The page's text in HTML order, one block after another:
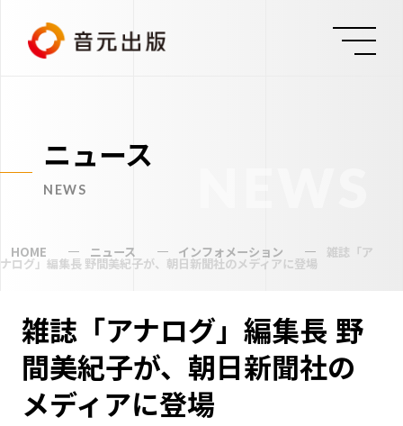
ニュース
NEWS
HOME ニュース インフォメーション 雑誌「ア
ナログ」編集長 野間美紀子が、朝日新聞社のメディアに登場
雑誌「アナログ」編集長 野
間美紀子が、朝日新聞社の
メディアに登場